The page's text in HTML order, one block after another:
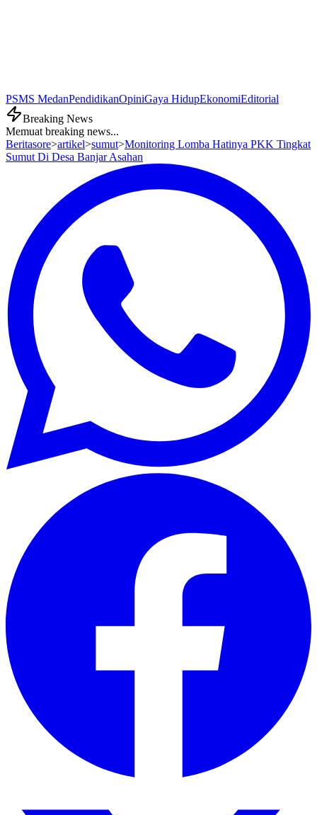
PSMS MedanPendidikanOpiniGaya HidupEkonomiEditorial
Breaking News
Memuat breaking news...
Beritasore>artikel>sumut>Monitoring Lomba Hatinya PKK Tingkat
Sumut Di Desa Banjar Asahan